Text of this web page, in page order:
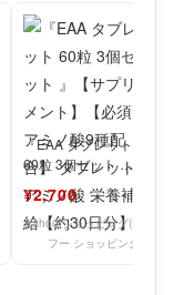
『EAA タブレット
60粒 3個セット 』
【サプリメント】
【必須アミノ酸9種
配
¥2,700
Yahoo!ショッピング(ヤ
フー ショッピング)